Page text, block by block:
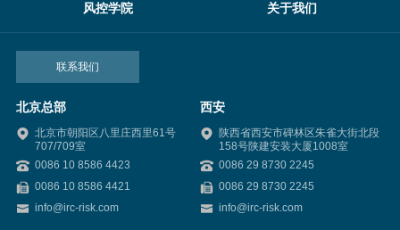
风控学院 关于我们
联系我们
北京总部
北京市朝阳区八里庄西里61号
707/709室
0086 10 8586 4423
0086 10 8586 4421
info@irc-risk.com
西安
陕西省西安市碑林区朱雀大街北段
158号陕建安装大厦1008室
0086 29 8730 2245
0086 29 8730 2245
info@irc-risk.com